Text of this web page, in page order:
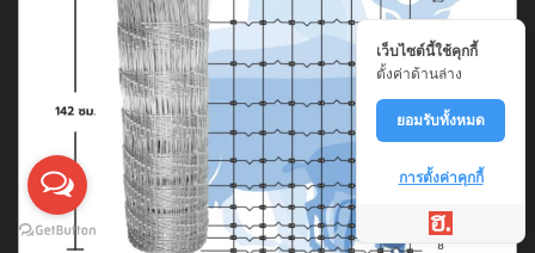
เว็บไซต์นี้ใช้คุกกี้
ตั้งค่าด้านล่าง
ยอมรับทั้งหมด
การตั้งค่าคุกกี้